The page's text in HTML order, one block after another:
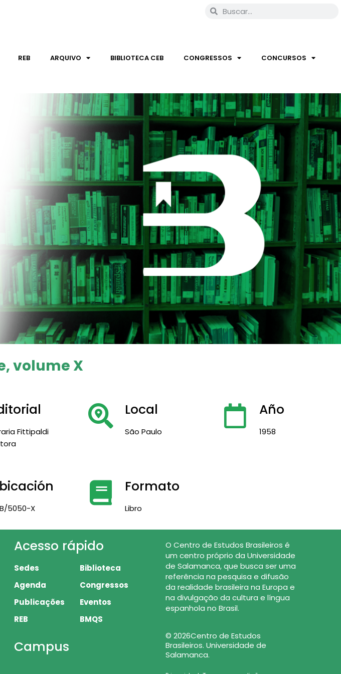
REB ARQUIVO BIBLIOTECA CEB CONGRESSOS CONCURSOS
volume X
Fittipaldi
Local
São Paulo
Año
1958
5050-X
Formato
Libro
Acesso rápido
Sedes
Agenda
Publicações
REB
Biblioteca
Congressos
Eventos
BMQS
Campus
O Centro de Estudos Brasileiros é
um centro próprio da Universidade
de Salamanca, que busca ser uma
referência na pesquisa e difusão
da realidade brasileira na Europa e
na divulgação da cultura e língua
espanhola no Brasil.
© 2026Centro de Estudos
Brasileiros. Universidade de
Salamanca.